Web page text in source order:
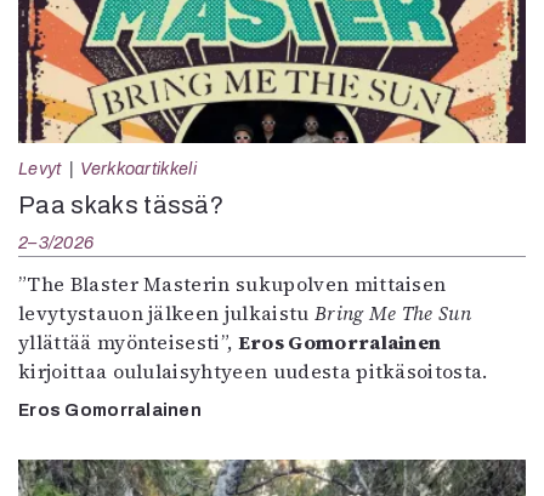
Levyt Verkkoartikkeli
Paa skaks tässä?
2–3/2026
”The Blaster Masterin sukupolven mittaisen
levytystauon jälkeen julkaistu Bring Me The Sun
yllättää myönteisesti”, Eros Gomorralainen
kirjoittaa oululaisyhtyeen uudesta pitkäsoitosta.
Eros Gomorralainen